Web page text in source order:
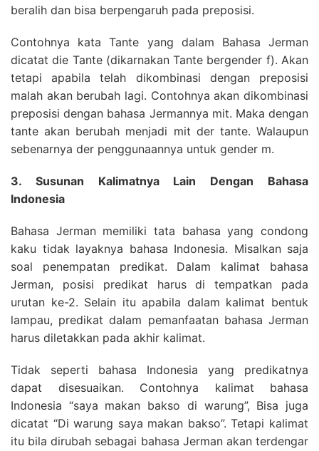
beralih dan bisa berpengaruh pada preposisi.
Contohnya kata Tante yang dalam Bahasa Jerman
dicatat die Tante (dikarnakan Tante bergender f). Akan
tetapi apabila telah dikombinasi dengan preposisi
malah akan berubah lagi. Contohnya akan dikombinasi
preposisi dengan bahasa Jermannya mit. Maka dengan
tante akan berubah menjadi mit der tante. Walaupun
sebenarnya der penggunaannya untuk gender m.
3. Susunan Kalimatnya Lain Dengan Bahasa
Indonesia
Bahasa Jerman memiliki tata bahasa yang condong
kaku tidak layaknya bahasa Indonesia. Misalkan saja
soal penempatan predikat. Dalam kalimat bahasa
Jerman, posisi predikat harus di tempatkan pada
urutan ke-2. Selain itu apabila dalam kalimat bentuk
lampau, predikat dalam pemanfaatan bahasa Jerman
harus diletakkan pada akhir kalimat.
Tidak seperti bahasa Indonesia yang predikatnya
dapat disesuaikan. Contohnya kalimat bahasa
Indonesia “saya makan bakso di warung”, Bisa juga
dicatat “Di warung saya makan bakso”. Tetapi kalimat
itu bila dirubah sebagai bahasa Jerman akan terdengar